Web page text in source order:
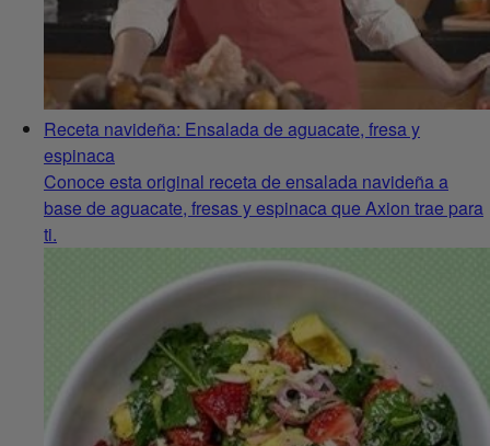
Receta navideña: Ensalada de aguacate, fresa y
espinaca
Conoce esta original receta de ensalada navideña a
base de aguacate, fresas y espinaca que Axion trae para
ti.